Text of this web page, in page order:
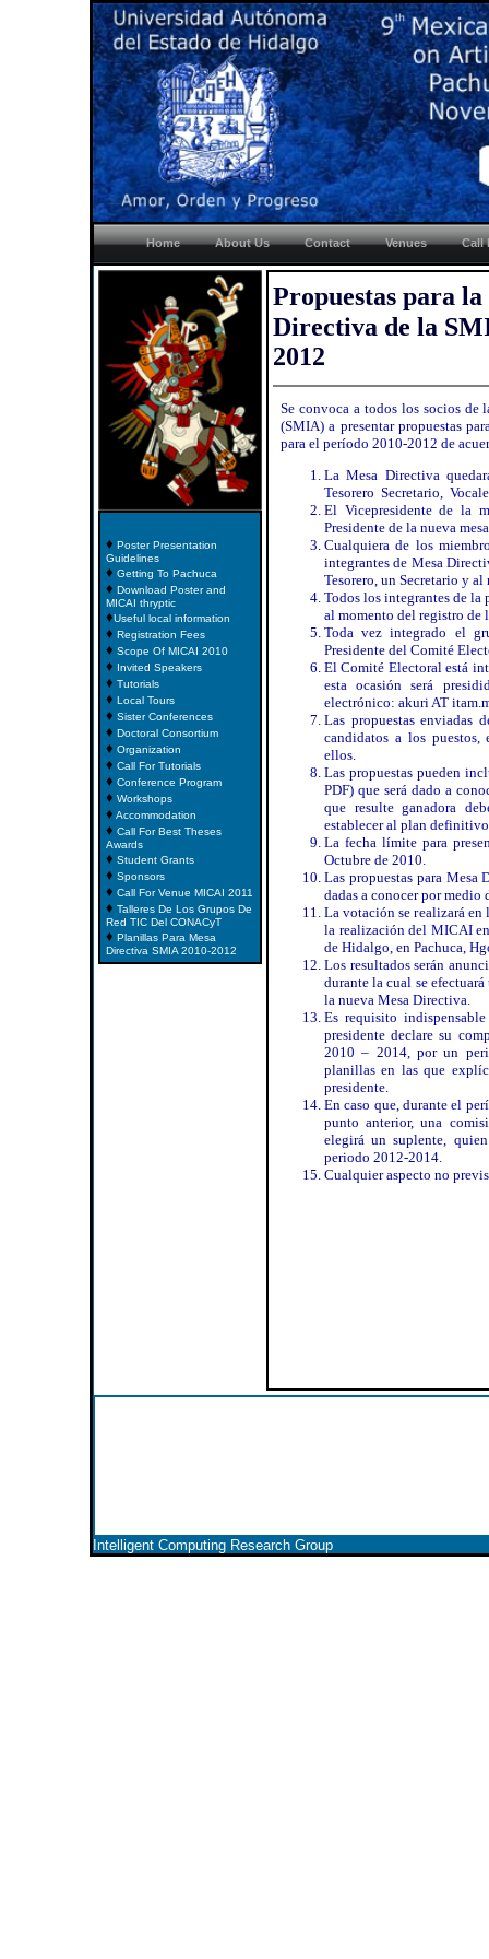
Home About Us Contact Venues Call
♦ Poster Presentation
Guidelines
♦ Getting To Pachuca
♦ Download Poster and
MICAI thryptic
♦Useful local information
♦ Registration Fees
♦ Scope Of MICAI 2010
♦ Invited Speakers
♦ Tutorials
♦ Local Tours
♦ Sister Conferences
♦ Doctoral Consortium
♦ Organization
♦ Call For Tutorials
♦ Conference Program
♦ Workshops
♦ Accommodation
♦ Call For Best Theses
Awards
♦ Student Grants
♦ Sponsors
♦ Call For Venue MICAI 2011
♦ Talleres De Los Grupos De
Red TIC Del CONACyT
♦ Planillas Para Mesa
Directiva SMIA 2010-2012
Propuestas para
Directiva de la
2012
Se convoca a todos los socios
(SMIA) a presentar propuestas
para el perí­odo 2010-2012 de
La Mesa Directiva
Tesorero Secretario,
El Vicepresidente de la
Presidente de la nueva
Cualquiera de los
integrantes de Mesa
Tesorero, un Secretario y al
Todos los integrantes de
al momento del registro de
Toda vez integrado el
Presidente del Comité
El Comité Electoral está
esta ocasión será
electrónico: akuri AT
Las propuestas enviadas
candidatos a los
ellos.
Las propuestas pueden
PDF) que será dado a
que resulte ganadora
establecer al plan
La fecha límite para
Octubre de 2010.
Las propuestas para
dadas a conocer por
La votación se realizará en
la realización del MICAI
de Hidalgo, en Pachuca,
Los resultados serán
durante la cual se
la nueva Mesa Directiva.
Es requisito
presidente declare su
2010 – 2014, por un
planillas en las que
presidente.
En caso que, durante el
punto anterior, una
elegirá un suplente,
periodo 2012-2014.
Cualquier aspecto no
Intelligent Computing Research Group